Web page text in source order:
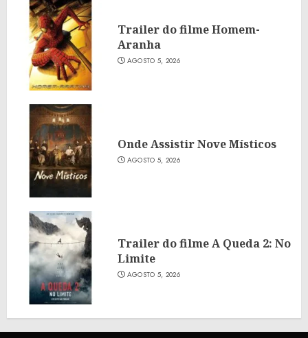
Trailer do filme Homem-
Aranha
AGOSTO 5, 2026
Onde Assistir Nove Místicos
AGOSTO 5, 2026
Trailer do filme A Queda 2: No
Limite
AGOSTO 5, 2026